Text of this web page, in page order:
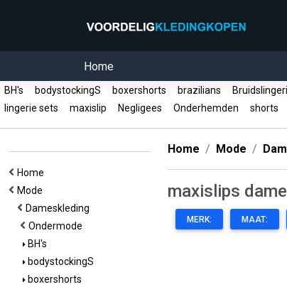
Home
BH's bodystockingS boxershorts brazilians
lingerie sets
maxislip Negligees Onderhemden shorts
Home
Mode
Dameskleding
Ondermode
BH's
bodystockingS
boxershorts
Home Mode
maxislips
MERK: MAAT: